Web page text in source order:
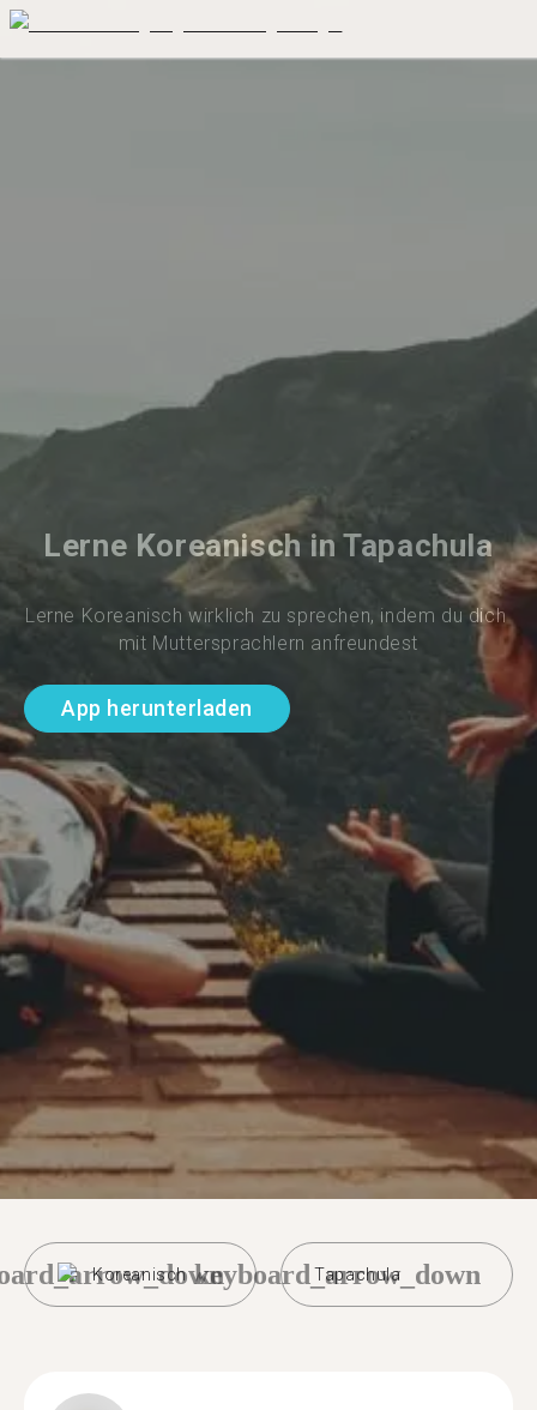
Lerne Koreanisch in Tapachula
Lerne Koreanisch wirklich zu sprechen, indem du dich
mit Muttersprachlern anfreundest
App herunterladen
Koreanisch Tapachula
keyboard_arrow_down